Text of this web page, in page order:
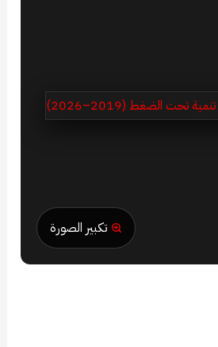
تكبير الصورة